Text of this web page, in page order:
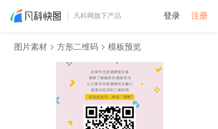
凡科网旗下产品 登录 注册
图片素材 方形二维码 模板预览